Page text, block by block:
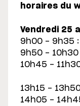
horaires du
Vendredi 25
9h00 - 9h35 :
9h50 - 10h30
10h45 -
13h15 -
14h05 -